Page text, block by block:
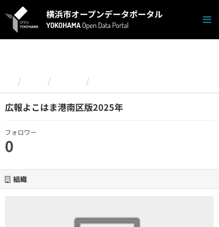
キ
広報よこはま港南区版2025年
フォロワー
0
組織